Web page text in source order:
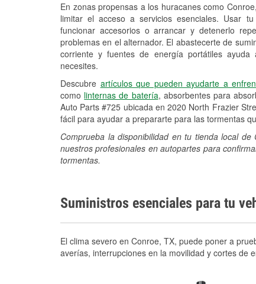
En zonas propensas a los huracanes como
limitar el acceso a servicios esenciales. Usar
funcionar accesorios o arrancar y detenerlo
problemas en el alternador. El abastecerte de
corriente y fuentes de energía portátiles
necesites.
Descubre artículos que pueden ayudarte a
como linternas de batería, absorbentes para
Auto Parts #725 ubicada en 2020 North Frazier
fácil para ayudar a prepararte para las tormentas
Comprueba la disponibilidad en tu tienda local
nuestros profesionales en autopartes para
tormentas.
Suministros esenciales para tu
El clima severo en Conroe, TX, puede poner a
averías, interrupciones en la movilidad y cortes de